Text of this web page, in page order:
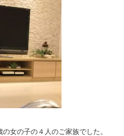
女の子の４人のご家族でした。